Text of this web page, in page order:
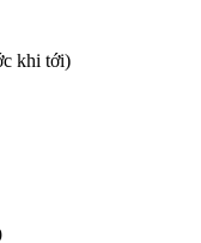
khi tới)